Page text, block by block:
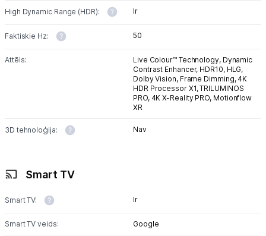
High Dynamic Range (HDR): Ir
Faktiskie Hz: 50
Attēls: Live Colour™ Technology, Dynamic
Contrast Enhancer, HDR10, HLG,
Dolby Vision, Frame Dimming, 4K
HDR Processor X1,TRILUMINOS
PRO, 4K X-Reality PRO, Motionflow
XR
3D tehnoloģija: Nav
Smart TV
Smart TV: Ir
Smart TV veids: Google